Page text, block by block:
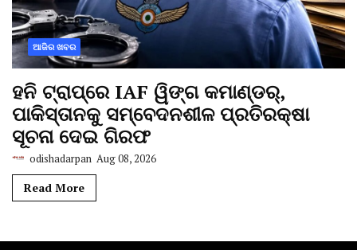
ଆଜିର ଖବର
ହନି ଟ୍ରାପ୍‌ରେ IAF ୱିଙ୍ଗ କମାଣ୍ଡର୍,
ପାକିସ୍ତାନକୁ ସମ୍ବେଦନଶୀଳ ପ୍ରତିରକ୍ଷା
ସୂଚନା ଦେଇ ଗିରଫ
odishadarpan Aug 08, 2026
Read More